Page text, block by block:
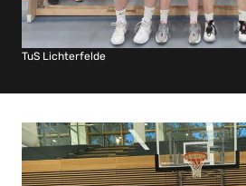
TuS Lichterfelde